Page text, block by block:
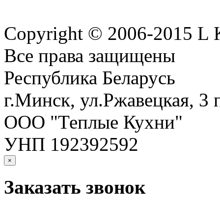
Copyright © 2006-2015
Все права защищены
Республика Беларусь
г.Минск, ул.Ржавецкая, 3
ООО "Теплые Кухни"
УНП 192392592
×
Заказать звонок